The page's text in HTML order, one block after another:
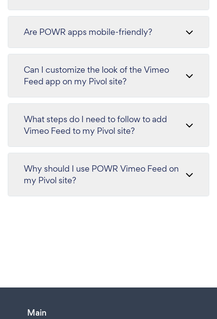
Are POWR apps mobile-friendly?
Can I customize the look of the Vimeo
Feed app on my Pivol site?
What steps do I need to follow to add
Vimeo Feed to my Pivol site?
Why should I use POWR Vimeo Feed on
my Pivol site?
Main